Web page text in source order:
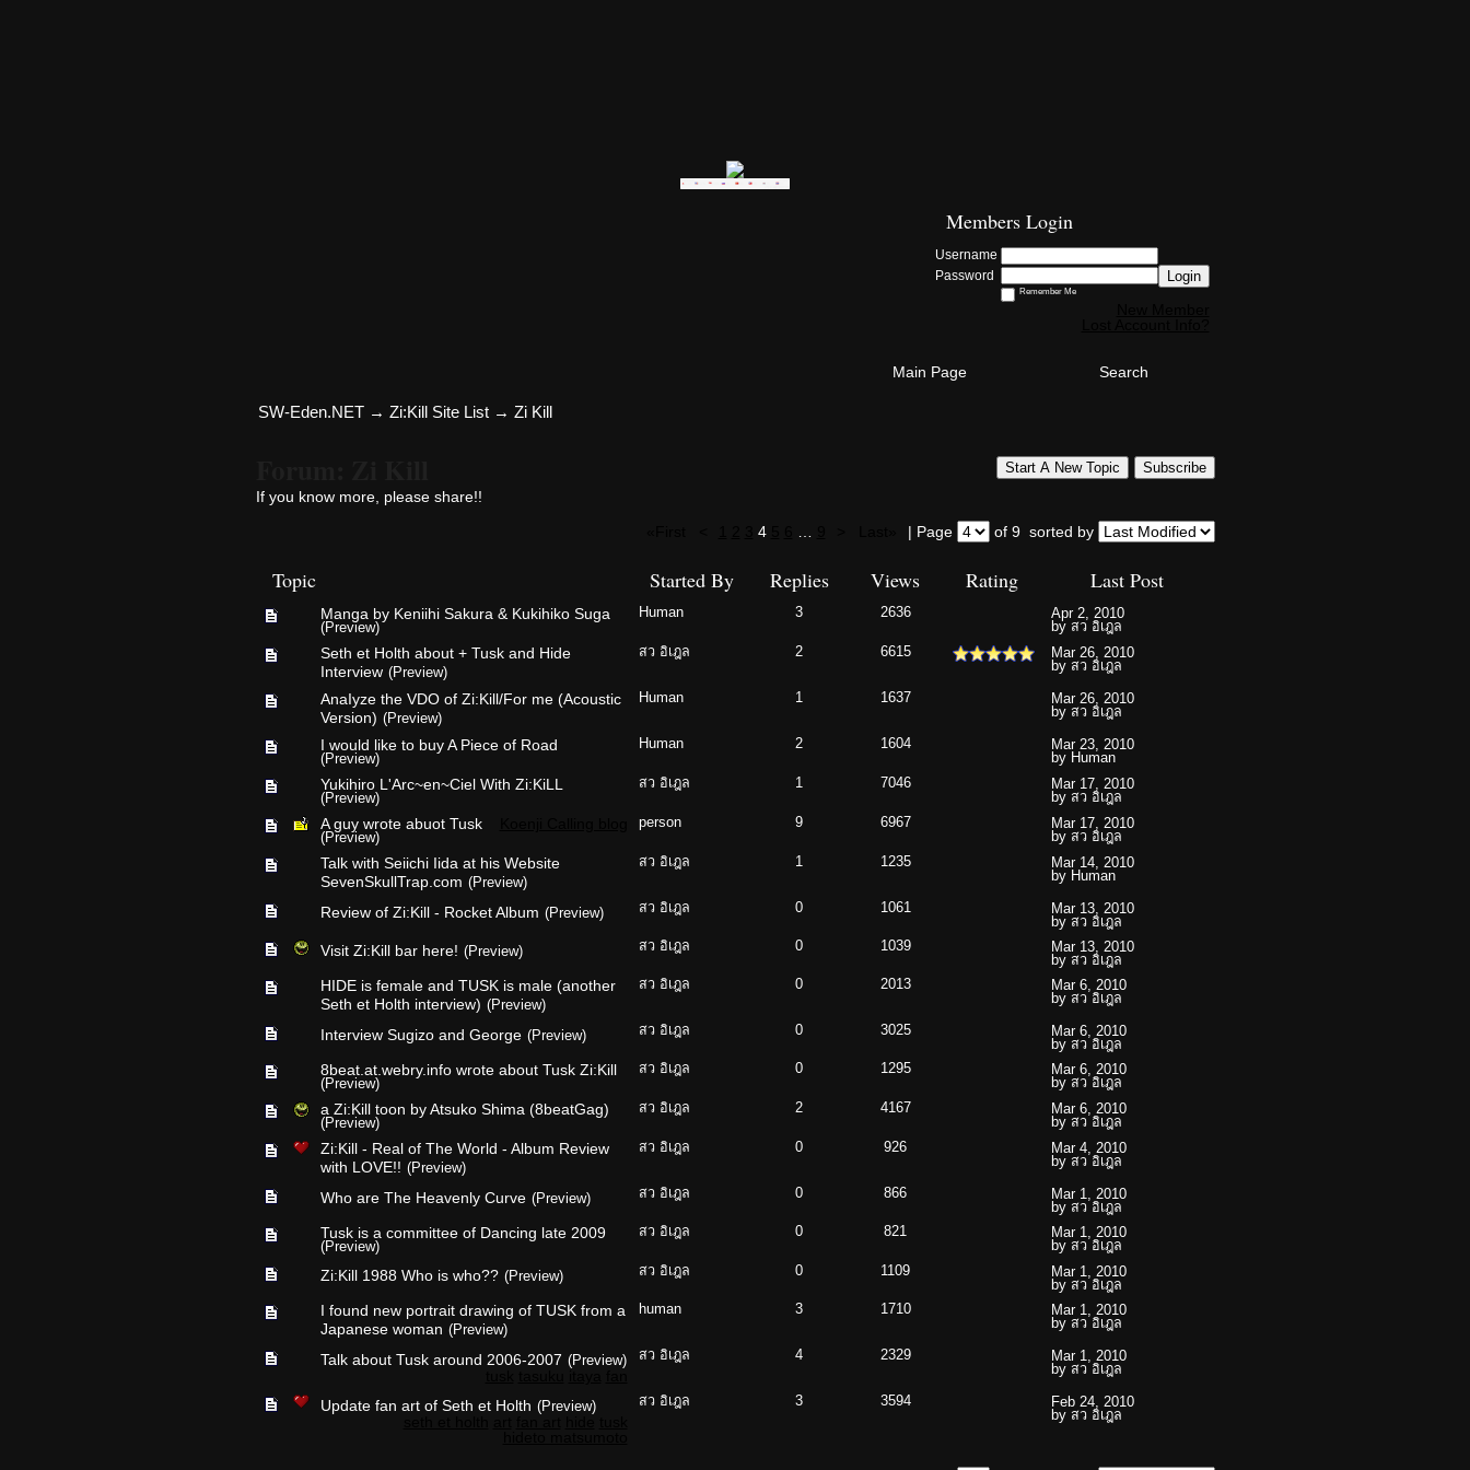
Members Login
Username
Password
Login
Remember Me
Main Page Search
SW-Eden.NET →Zi:Kill Site List →Zi Kill
Start A New Topic Subscribe
If you know more, please share!!
4 | Page of 9 sorted by
Topic Started By Replies Views Rating Last Post
Manga by Keniihi Sakura & Kukihiko Suga
(Preview)
Human 3 2636
Apr 2, 2010
by สว อิเฎล
Seth et Holth about + Tusk and Hide
Interview (Preview)
สว อิเฎล 2 6615
Mar 26, 2010
by สว อิเฎล
AnaIyze the VDO of Zi:Kill/For me (Acoustic
Version) (Preview)
Human 1 1637
Mar 26, 2010
by สว อิเฎล
I would like to buy A Piece of Road
(Preview)
Human 2 1604
Mar 23, 2010
by Human
Yukihiro L'Arc~en~Ciel With Zi:KiLL
(Preview)
สว อิเฎล 1 7046
Mar 17, 2010
by สว อิเฎล
A guy wrote abuot Tusk
(Preview)
person 9 6967
Mar 17, 2010
by สว อิเฎล
Talk with Seiichi Iida at his Website
SevenSkullTrap.com (Preview)
สว อิเฎล 1 1235
Mar 14, 2010
by Human
Review of Zi:Kill - Rocket Album (Preview) สว อิเฎล 0 1061
Mar 13, 2010
by สว อิเฎล
Visit Zi:Kill bar here! (Preview) สว อิเฎล 0 1039
Mar 13, 2010
by สว อิเฎล
HIDE is female and TUSK is male (another
Seth et Holth interview) (Preview)
สว อิเฎล 0 2013
Mar 6, 2010
by สว อิเฎล
Interview Sugizo and George (Preview) สว อิเฎล 0 3025
Mar 6, 2010
by สว อิเฎล
8beat.at.webry.info wrote about Tusk Zi:Kill
(Preview)
สว อิเฎล 0 1295
Mar 6, 2010
by สว อิเฎล
a Zi:Kill toon by Atsuko Shima (8beatGag)
(Preview)
สว อิเฎล 2 4167
Mar 6, 2010
by สว อิเฎล
Zi:Kill - Real of The World - Album Review
with LOVE!! (Preview)
สว อิเฎล 0 926
Mar 4, 2010
by สว อิเฎล
Who are The Heavenly Curve (Preview) สว อิเฎล 0 866
Mar 1, 2010
by สว อิเฎล
Tusk is a committee of Dancing late 2009
(Preview)
สว อิเฎล 0 821
Mar 1, 2010
by สว อิเฎล
Zi:Kill 1988 Who is who?? (Preview) สว อิเฎล 0 1109
Mar 1, 2010
by สว อิเฎล
I found new portrait drawing of TUSK from a
Japanese woman (Preview)
human 3 1710
Mar 1, 2010
by สว อิเฎล
Talk about Tusk around 2006-2007 (Preview) สว อิเฎล 4 2329
Mar 1, 2010
by สว อิเฎล
Update fan art of Seth et Holth (Preview) สว อิเฎล 3 3594
Feb 24, 2010
by สว อิเฎล